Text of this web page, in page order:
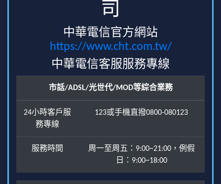
司
中華電信官方網站
https://www.cht.com.tw/
中華電信客服服務專線
市話/ADSL/光世代/MOD等綜合業務
24小時客戶服
務專線
123或手機直撥0800-080123
服務時間
周一至周五：9:00~21:00，例假
日：9:00~18:00